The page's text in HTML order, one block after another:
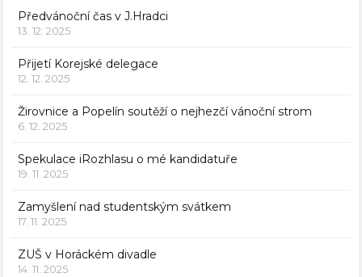
Předvánoční čas v J.Hradci
13. 12. 2025
Přijetí Korejské delegace
12. 12. 2025
Žirovnice a Popelín soutěží o nejhezčí vánoční strom
6. 12. 2025
Spekulace iRozhlasu o mé kandidatuře
19. 11. 2025
Zamyšlení nad studentským svátkem
17. 11. 2025
ZUŠ v Horáckém divadle
14. 11. 2025